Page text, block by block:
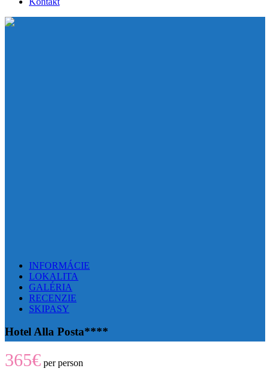
INFORMÁCIE
LOKALITA
GALÉRIA
RECENZIE
SKIPASY
Hotel Alla Posta****
365€ per person